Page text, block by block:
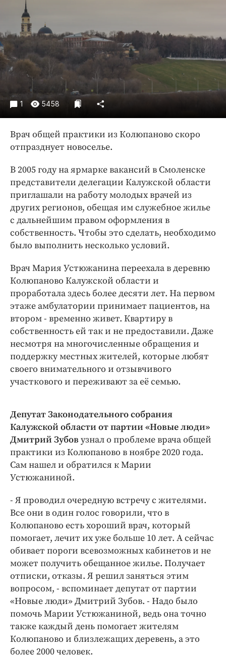
Погода
Праздники
Происшествия
Спорт
Экономика и бизнес
ПРОЕКТЫ
Издания
Медиаперсона
Интересное чтиво
Клиника года
Бренд года
Работодатель года
1 5458
Врач общей практики из Колюпаново скоро
отпразднует новоселье.
В 2005 году на ярмарке вакансий в Смоленске
представители делегации Калужской области
приглашали на работу молодых врачей из
других регионов, обещая им служебное жилье
с дальнейшим правом оформления в
собственность. Чтобы это сделать, необходимо
было выполнить несколько условий.
Врач Мария Устюжанина переехала в деревню
Колюпаново Калужской области и
проработала здесь более десяти лет. На первом
этаже амбулатории принимает пациентов, на
втором - временно живет. Квартиру в
собственность ей так и не предоставили. Даже
несмотря на многочисленные обращения и
поддержку местных жителей, которые любят
своего внимательного и отзывчивого
участкового и переживают за её семью.
Депутат Законодательного собрания
Калужской области от партии «Новые люди»
Дмитрий Зубов узнал о проблеме врача общей
практики из Колюпаново в ноябре 2020 года.
Сам нашел и обратился к Марии
Устюжаниной.
- Я проводил очередную встречу с жителями.
Все они в один голос говорили, что в
Колюпаново есть хороший врач, который
помогает, лечит их уже больше 10 лет. А сейчас
обивает пороги всевозможных кабинетов и не
может получить обещанное жилье. Получает
отписки, отказы. Я решил заняться этим
вопросом, - вспоминает депутат от партии
«Новые люди» Дмитрий Зубов. - Надо было
помочь Марии Устюжаниной, ведь она точно
также каждый день помогает жителям
Колюпаново и близлежащих деревень, а это
более 2000 человек.